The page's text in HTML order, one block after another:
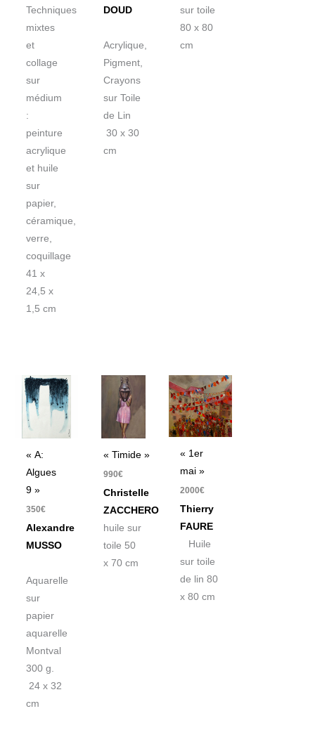
Techniques
mixtes
et
collage
sur
médium
:
peinture
acrylique
et huile
sur
papier,
céramique,
verre,
coquillage
41 x
24,5 x
1,5 cm
DOUD
Acrylique,
Pigment,
Crayons
sur Toile
de Lin
30 x 30
cm
sur toile
80 x 80
cm
« A:
Algues
9 »
350€
Alexandre
MUSSO
Aquarelle
sur
papier
aquarelle
Montval
300 g.
24 x 32
cm
« Timide »
990€
Christelle
ZACCHERO
huile sur
toile 50
x 70 cm
« 1er
mai »
2000€
Thierry
FAURE
Huile
sur toile
de lin 80
x 80 cm